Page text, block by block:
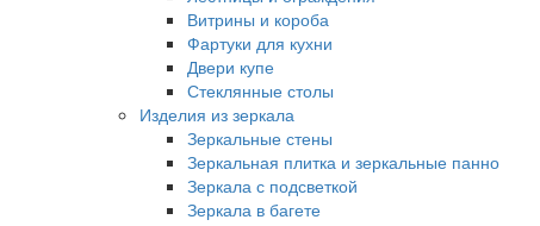
Витрины и короба
Фартуки для кухни
Двери купе
Стеклянные столы
Изделия из зеркала
Зеркальные стены
Зеркальная плитка и зеркальные панно
Зеркала с подсветкой
Зеркала в багете